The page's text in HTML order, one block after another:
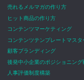
売れるメルマガの作り方
ヒット商品の作り方
コンテンツマーケティング
コンテンツテンプレートマスタ
顧客ブランディング
後発中小企業のポジショニング
人事評価制度構築